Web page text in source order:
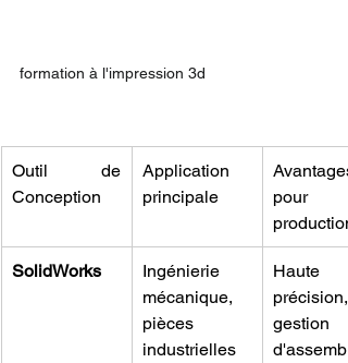
formation à l'impression 3d
Outil de
Conception
Application
principale
Avantages
pour
production
SolidWorks
Ingénierie
mécanique,
pièces
industrielles
Haute
précision,
gestion